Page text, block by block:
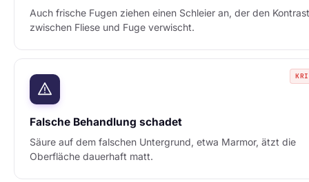
Auch frische Fugen ziehen einen Schleier an, der den Kontrast
zwischen Fliese und Fuge verwischt.
Falsche Behandlung schadet
Säure auf dem falschen Untergrund, etwa Marmor, ätzt die
Oberfläche dauerhaft matt.